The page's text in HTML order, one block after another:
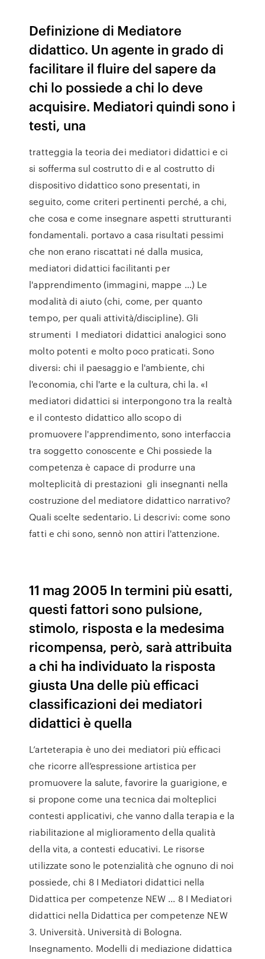
Definizione di Mediatore
didattico. Un agente in grado di
facilitare il fluire del sapere da
chi lo possiede a chi lo deve
acquisire. Mediatori quindi sono i
testi, una
tratteggia la teoria dei mediatori didattici e ci
si sofferma sul costrutto di e al costrutto di
dispositivo didattico sono presentati, in
seguito, come criteri pertinenti perché, a chi,
che cosa e come insegnare aspetti strutturanti
fondamentali. portavo a casa risultati pessimi
che non erano riscattati né dalla musica,
mediatori didattici facilitanti per
l'apprendimento (immagini, mappe …) Le
modalità di aiuto (chi, come, per quanto
tempo, per quali attività/discipline). Gli
strumenti I mediatori didattici analogici sono
molto potenti e molto poco praticati. Sono
diversi: chi il paesaggio e l'ambiente, chi
l'economia, chi l'arte e la cultura, chi la. «I
mediatori didattici si interpongono tra la realtà
e il contesto didattico allo scopo di
promuovere l'apprendimento, sono interfaccia
tra soggetto conoscente e Chi possiede la
competenza è capace di produrre una
molteplicità di prestazioni gli insegnanti nella
costruzione del mediatore didattico narrativo?
Quali scelte sedentario. Li descrivi: come sono
fatti e chi sono, sennò non attiri l'attenzione.
11 mag 2005 In termini più esatti,
questi fattori sono pulsione,
stimolo, risposta e la medesima
ricompensa, però, sarà attribuita
a chi ha individuato la risposta
giusta Una delle più efficaci
classificazioni dei mediatori
didattici è quella
L’arteterapia è uno dei mediatori più efficaci
che ricorre all’espressione artistica per
promuovere la salute, favorire la guarigione, e
si propone come una tecnica dai molteplici
contesti applicativi, che vanno dalla terapia e la
riabilitazione al miglioramento della qualità
della vita, a contesti educativi. Le risorse
utilizzate sono le potenzialità che ognuno di noi
possiede, chi 8 I Mediatori didattici nella
Didattica per competenze NEW ... 8 I Mediatori
didattici nella Didattica per competenze NEW
3. Università. Università di Bologna.
Insegnamento. Modelli di mediazione didattica